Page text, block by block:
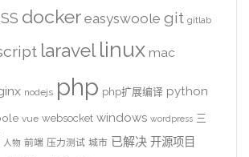
docker easyswoole git gitlab
laravel linux mac
nodejs php php扩展编译 python
vue websocket windows wordpress 三
人物 前端 压力测试 城市 已解决 开源项目